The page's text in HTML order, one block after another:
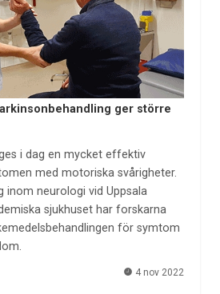
ger större
i dag en mycket effektiv
med motoriska svårigheter.
inom neurologi vid Uppsala
sjukhuset har forskarna
för symtom
4 nov 2022